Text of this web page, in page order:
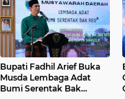
Bupati Fadhil Arief Buka
Musda Lembaga Adat
Bumi Serentak Bak